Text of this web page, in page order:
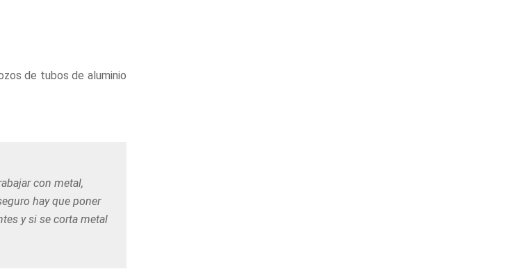
de tubos de aluminio
con metal,
hay que poner
y si se corta metal